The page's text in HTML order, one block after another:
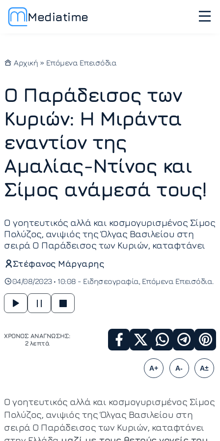
Mediatime
Αρχική » Επόμενα Επεισόδια
Ο Παράδεισος των
Κυριών: Η Μιράντα
εναντίον της
Αμαλίας-Ντίνος και
Σίμος ανάμεσά τους!
Ο γοητευτικός αλλά και κοσμογυρισμένος Σίμος
Πολύζος, ανιψιός της Όλγας Βασιλείου στη
σειρά Ο Παράδεισος των Κυριών, καταφτάνει
Στέφανος Μάργαρης
04/08/2023 • 10:08 - Ειδησεογραφία Επόμενα Επεισόδια
ΧΡΟΝΟΣ ΑΝΑΓΝΩΣΗΣ:
2 λεπτά
A+ A- A±
Ο γοητευτικός αλλά και κοσμογυρισμένος Σίμος
Πολύζος, ανιψιός της Όλγας Βασιλείου στη
σειρά Ο Παράδεισος των Κυριών, καταφτάνει